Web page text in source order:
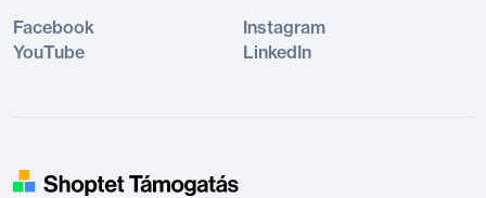
Facebook
Instagram
YouTube
LinkedIn